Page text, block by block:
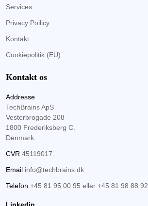
Services
Privacy Poilicy
Kontakt
Cookiepolitik (EU)
Kontakt os
Addresse
TechBrains ApS
Vesterbrogade 208
1800 Frederiksberg C.
Denmark.
CVR 45119017.
Email info@techbrains.dk
Telefon +45 81 95 00 95 eller +45 81 98 88 92